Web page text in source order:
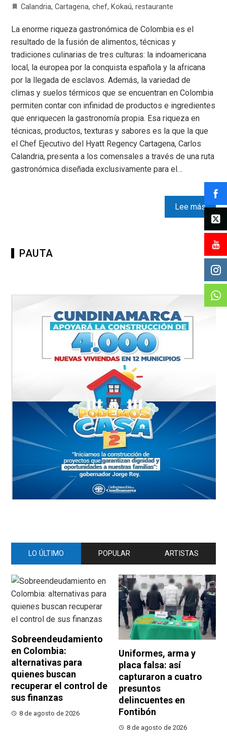
Calandria,Cartagena,chef, Kokaú,restaurante
La enorme riqueza gastronómica de Colombia es el
resultado de la fusión de alimentos, técnicas y
tradiciones culinarias de tres culturas: la indoamericana
local, la europea por la conquista española y la africana
por la llegada de esclavos. Además, la variedad de
climas y suelos térmicos que se encuentran en Colombia
permiten contar con infinidad de productos e ingredientes
que enriquecen la gastronomía propia. Esa riqueza en
técnicas, productos, texturas y sabores es la que la que
el Chef Ejecutivo del Hyatt Regency Cartagena, Carlos
Calandria, presenta a los comensales a través de una ruta
gastronómica diseñada exclusivamente para el…
Lee más
PAUTA
LO ÚLTIMO POPULAR ARTISTAS
Sobreendeudamiento
en Colombia:
alternativas para
quienes buscan
recuperar el control de
sus finanzas
8 de agosto de 2026
Uniformes, arma y
placa falsa: así
capturaron a cuatro
presuntos
delincuentes en
Fontibón
8 de agosto de 2026